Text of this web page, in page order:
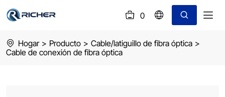
0
Fiber
optic
Hogar > Producto > Cable/latiguillo de fibra óptica >
Cable de conexión de fibra óptica